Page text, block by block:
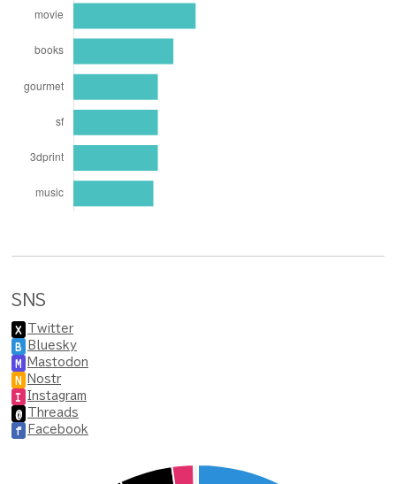
SNS
X Twitter
B Bluesky
M Mastodon
N Nostr
I Instagram
@ Threads
f Facebook